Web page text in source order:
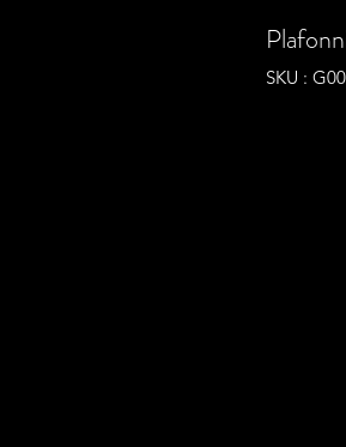
SKU :